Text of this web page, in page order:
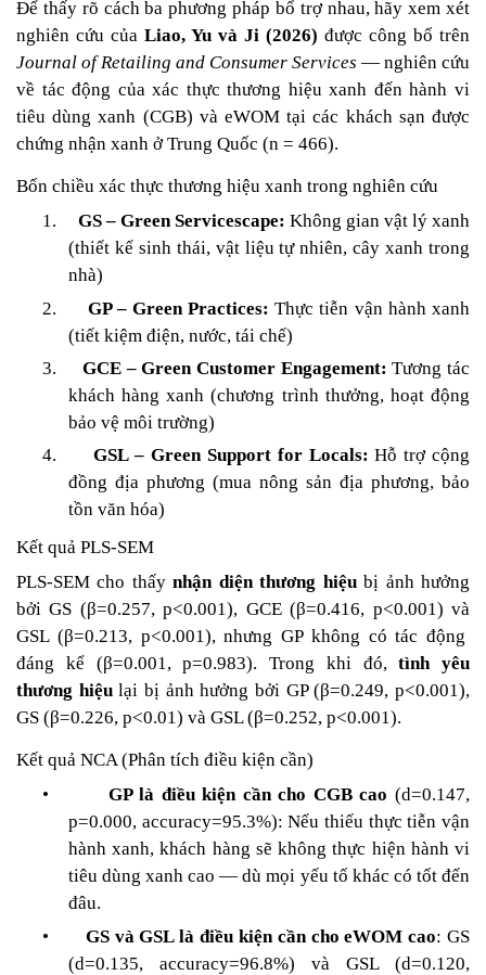
Để thấy rõ cách ba phương pháp bổ trợ nhau, hãy xem xét
nghiên cứu của Liao, Yu và Ji (2026) được công bố trên
Journal of Retailing and Consumer Services — nghiên cứu
về tác động của xác thực thương hiệu xanh đến hành vi
tiêu dùng xanh (CGB) và eWOM tại các khách sạn được
chứng nhận xanh ở Trung Quốc (n = 466).
Bốn chiều xác thực thương hiệu xanh trong nghiên cứu
1.
GS – Green Servicescape: Không gian vật lý xanh
(thiết kế sinh thái, vật liệu tự nhiên, cây xanh trong
nhà)
2.
GP – Green Practices:Thực tiễn vận hành xanh
(tiết kiệm điện, nước, tái chế)
3.
GCE – Green Customer Engagement:Tương tác
khách hàng xanh (chương trình thưởng, hoạt động
bảo vệ môi trường)
4.
GSL – Green Support for Locals:Hỗ trợ cộng
đồng địa phương (mua nông sản địa phương, bảo
tồn văn hóa)
Kết quả PLS-SEM
PLS-SEM cho thấynhận diện thương hiệubị ảnh hưởng
bởi GS (β=0.257, p<0.001), GCE (β=0.416, p<0.001) và
GSL (β=0.213, p<0.001), nhưng GP không có tácđộng
đáng kể (β=0.001, p=0.983). Trong khi đó,tình yêu
thương hiệulại bị ảnh hưởng bởi GP (β=0.249, p<0.001),
GS (β=0.226, p<0.01) và GSL (β=0.252, p<0.001).
Kết quả NCA (Phân tích điều kiện cần)
•
GP là điều kiện cần cho CGB cao (d=0.147,
p=0.000, accuracy=95.3%): Nếu thiếu thực tiễn vận
hành xanh, khách hàng sẽ không thực hiện hành vi
tiêu dùng xanh cao — dù mọi yếu tố khác có tốt đến
đâu.
•
GS và GSL là điều kiện cần cho eWOM cao: GS
(d=0.135, accuracy=96.8%) và GSL (d=0.120,